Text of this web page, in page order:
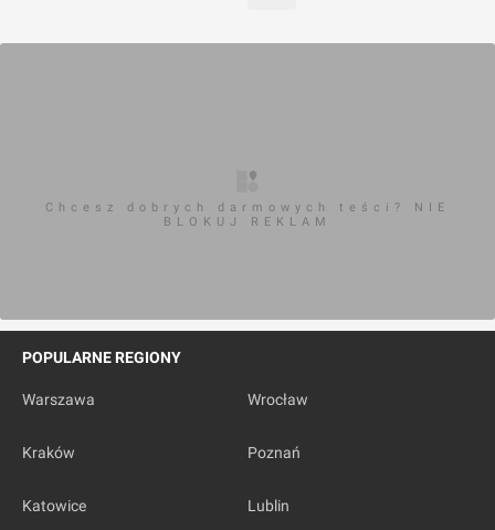
Chcesz dobrych darmowych teści? NIE
BLOKUJ REKLAM
POPULARNE REGIONY
Warszawa Wrocław
Kraków Poznań
Katowice Lublin